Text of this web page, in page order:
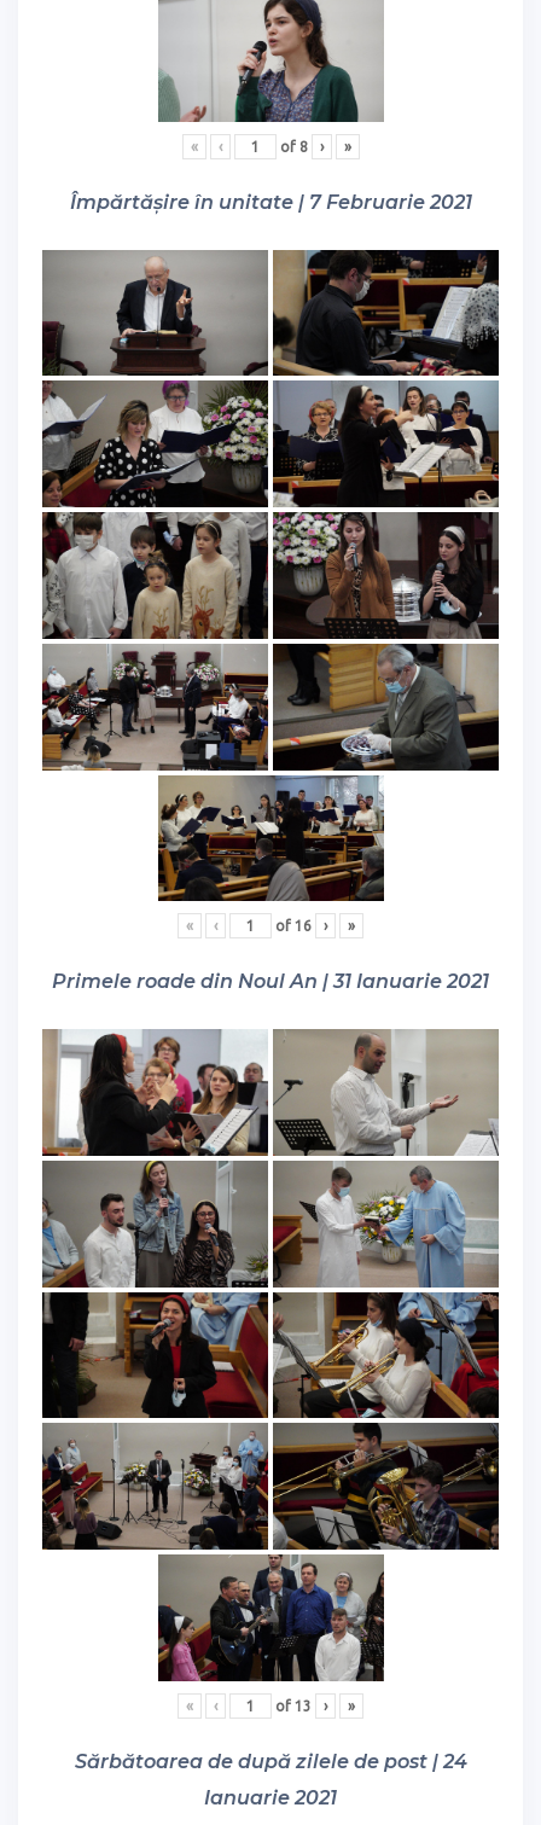
« ‹ of 8 › »
Împărtășire în unitate | 7 Februarie 2021
« ‹ of 16 › »
Primele roade din Noul An | 31 Ianuarie 2021
« ‹ of 13 › »
Sărbătoarea de după zilele de post | 24
Ianuarie 2021